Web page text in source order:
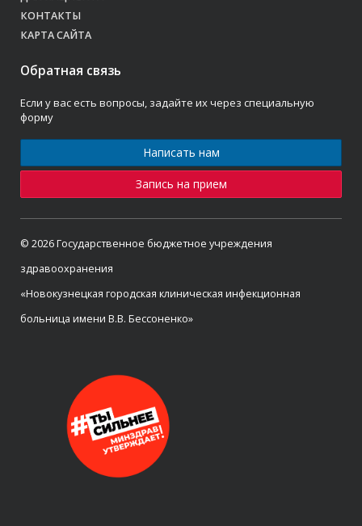
КОНТАКТЫ
КАРТА САЙТА
Обратная связь
Если у вас есть вопросы, задайте их через специальную
форму
Написать нам
Запись на прием
© 2026 Государственное бюджетное учреждения
здравоохранения
«Новокузнецкая городская клиническая инфекционная
больница имени В.В. Бессоненко»